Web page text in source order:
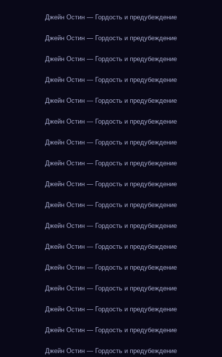
Джейн Остин — Гордость и предубеждение
Джейн Остин — Гордость и предубеждение
Джейн Остин — Гордость и предубеждение
Джейн Остин — Гордость и предубеждение
Джейн Остин — Гордость и предубеждение
Джейн Остин — Гордость и предубеждение
Джейн Остин — Гордость и предубеждение
Джейн Остин — Гордость и предубеждение
Джейн Остин — Гордость и предубеждение
Джейн Остин — Гордость и предубеждение
Джейн Остин — Гордость и предубеждение
Джейн Остин — Гордость и предубеждение
Джейн Остин — Гордость и предубеждение
Джейн Остин — Гордость и предубеждение
Джейн Остин — Гордость и предубеждение
Джейн Остин — Гордость и предубеждение
Джейн Остин — Гордость и предубеждение